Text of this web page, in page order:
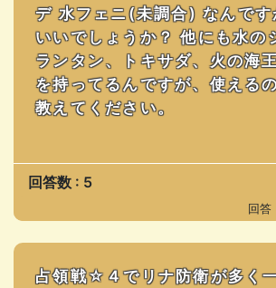
デ 水フェニ(未調合) なんです
いいでしょうか？ 他にも水の
ランタン、トキサダ、火の海
を持ってるんですが、使える
教えてください。
回答数 : 5
回答
占領戦☆４でリナ防衛が多く